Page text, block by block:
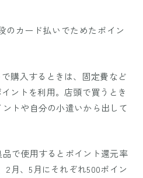
のカード払いでためたポイン
購入するときは、固定費など
ントを利用。店頭で買うとき
トや自分の小遣いから出して
品で使用するとポイント還元率
2月、5月にそれぞれ500ポイン